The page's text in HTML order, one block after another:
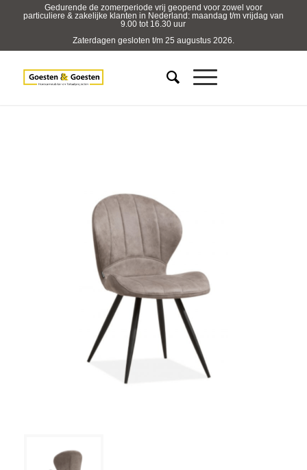
Gedurende de zomerperiode vrij geopend voor zowel voor
particuliere & zakelijke klanten in Nederland: maandag t/m vrijdag van
9.00 tot 16.30 uur
Zaterdagen gesloten t/m 25 augustus 2026.